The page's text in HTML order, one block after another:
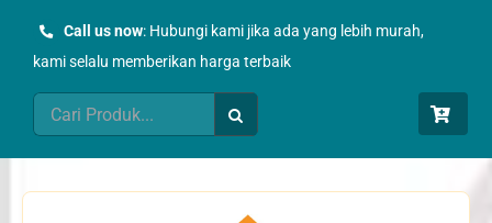
Call us now: Hubungi kami jika ada yang lebih murah,
kami selalu memberikan harga terbaik
Search
for: